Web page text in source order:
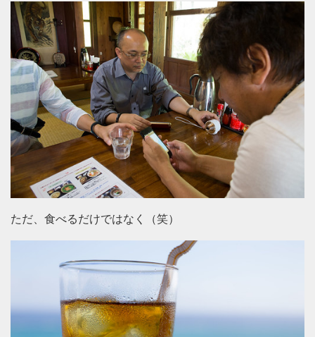
ただ、食べるだけではなく（笑）